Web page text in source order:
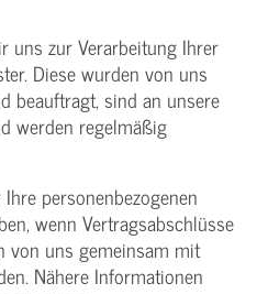
uns zur Verarbeitung Ihrer
Diese wurden von uns
beauftragt, sind an unsere
werden regelmäßig
personenbezogenen
wenn Vertragsabschlüsse
von uns gemeinsam mit
Nähere Informationen